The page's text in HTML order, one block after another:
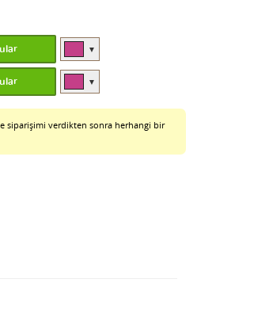
▼
▼
siparişimi verdikten sonra herhangi bir